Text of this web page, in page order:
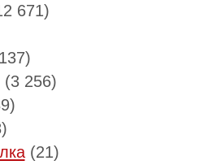
671)
(3 256)
(21)